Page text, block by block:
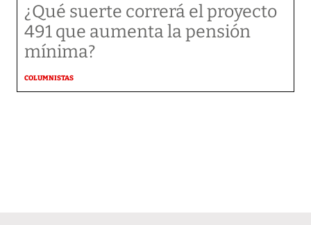
¿Qué suerte correrá el proyecto
491 que aumenta la pensión
mínima?
COLUMNISTAS